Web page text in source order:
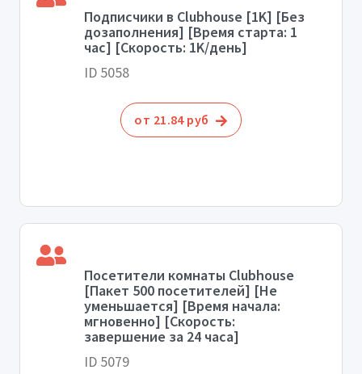
Подписчики в Clubhouse [1K] [Без
дозаполнения] [Время старта: 1
час] [Скорость: 1K/день]
ID 5058
от 21.84 руб
Посетители комнаты Clubhouse
[Пакет 500 посетителей] [Не
уменьшается] [Время начала:
мгновенно] [Скорость:
завершение за 24 часа]
ID 5079